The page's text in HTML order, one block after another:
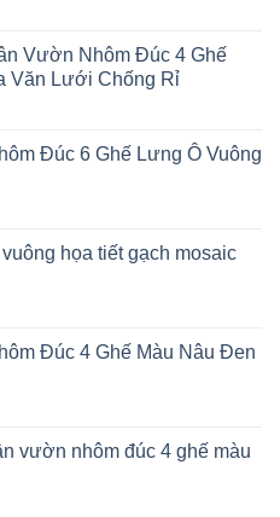
Vườn Nhôm Đúc 4 Ghế
Văn Lưới Chống Rỉ
Đúc 6 Ghế Lưng Ô Vuông
họa tiết gạch mosaic
Đúc 4 Ghế Màu Nâu Đen
vườn nhôm đúc 4 ghế màu